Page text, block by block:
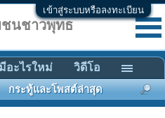
เข้าสู่ระบบหรือลงทะเบียน
นชาวพุทธ
กระทู้และโพสต์ล่าสุด
มีอะไรใหม่ วิดีโอ